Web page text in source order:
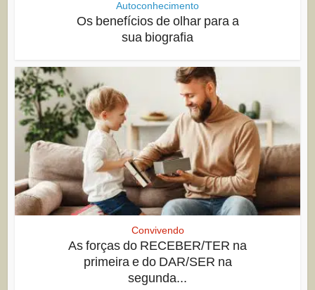
Autoconhecimento
Os benefícios de olhar para a
sua biografia
Convivendo
As forças do RECEBER/TER na
primeira e do DAR/SER na
segunda...